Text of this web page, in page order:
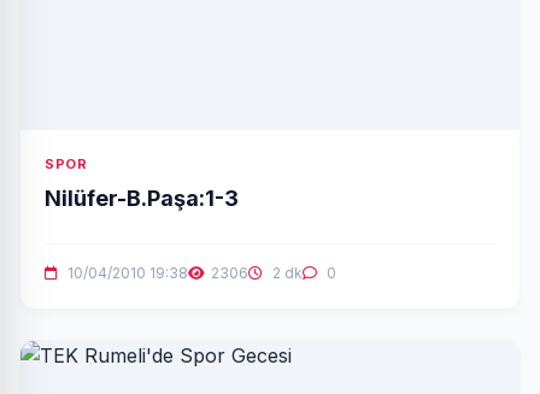
SPOR
Nilüfer-B.Paşa:1-3
10/04/2010 19:38 2306 2 dk 0